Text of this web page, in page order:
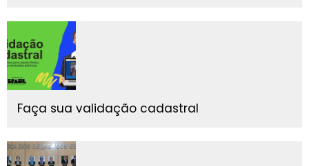
Faça sua validação cadastral